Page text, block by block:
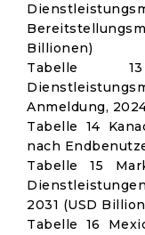
Billionen)
Tabelle
Anmeldung,
Tabelle 14
nach
Tabelle 15
2031 (USD
Tabelle 16